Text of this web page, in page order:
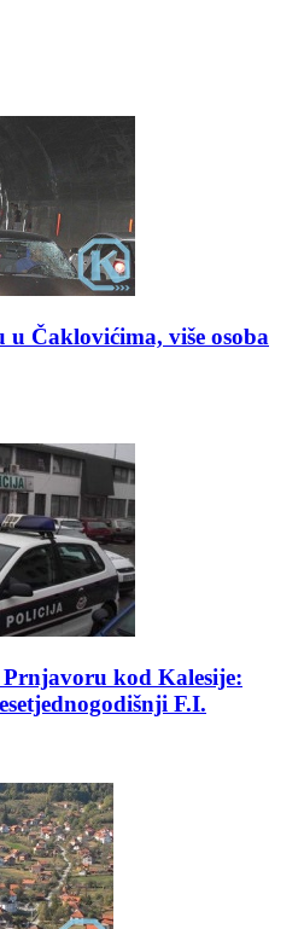
Čaklovićima, više osoba
Prnjavoru kod Kalesije:
F.I.